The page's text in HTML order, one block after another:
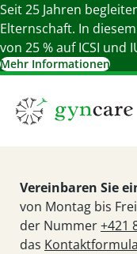
Seit 25 Jahren
Elternschaft. In
von 25 % auf ICSI und
Mehr Informationen
Vereinbaren Sie
von Montag bis
der Nummer+421
das